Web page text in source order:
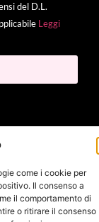
come i cookie per
Il consenso a
il comportamento di
o ritirare il consenso
del D.L.
Leggi
with